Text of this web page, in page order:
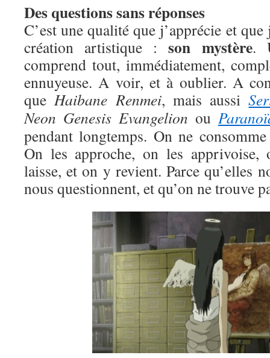
Des questions sans réponses
C’est une qualité que j’apprécie et
création artistique :son mystère.
comprend tout, immédiatement,
ennuyeuse. A voir, et à oublier. A
queHaibane Renmei, mais aussi
Neon Genesis Evangelion ou
pendant longtemps. On ne
On les approche, on les apprivoise,
laisse, et on y revient. Parce qu’elles
nous questionnent, et qu’on ne trouve